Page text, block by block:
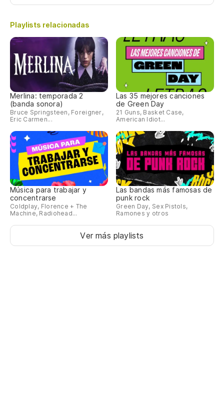
Playlists relacionadas
Merlina: temporada 2
(banda sonora)
Bruce Springsteen, Foreigner,
Eric Carmen...
Las 35 mejores canciones
de Green Day
21 Guns, Basket Case,
American Idiot...
Música para trabajar y
concentrarse
Coldplay, Florence + The
Machine, Radiohead...
Las bandas más famosas de
punk rock
Green Day, Sex Pistols,
Ramones y otros
Ver más playlists